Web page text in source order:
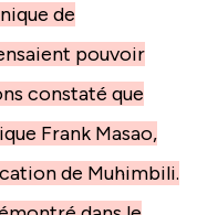
de
pouvoir
constaté que
Frank Masao,
de Muhimbili.